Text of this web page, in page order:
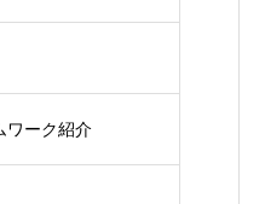
ワーク紹介